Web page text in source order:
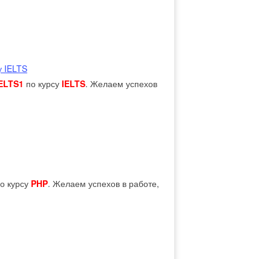
IELTS
по курсу IELTS. Желаем успехов
курсу PHP. Желаем успехов в работе,